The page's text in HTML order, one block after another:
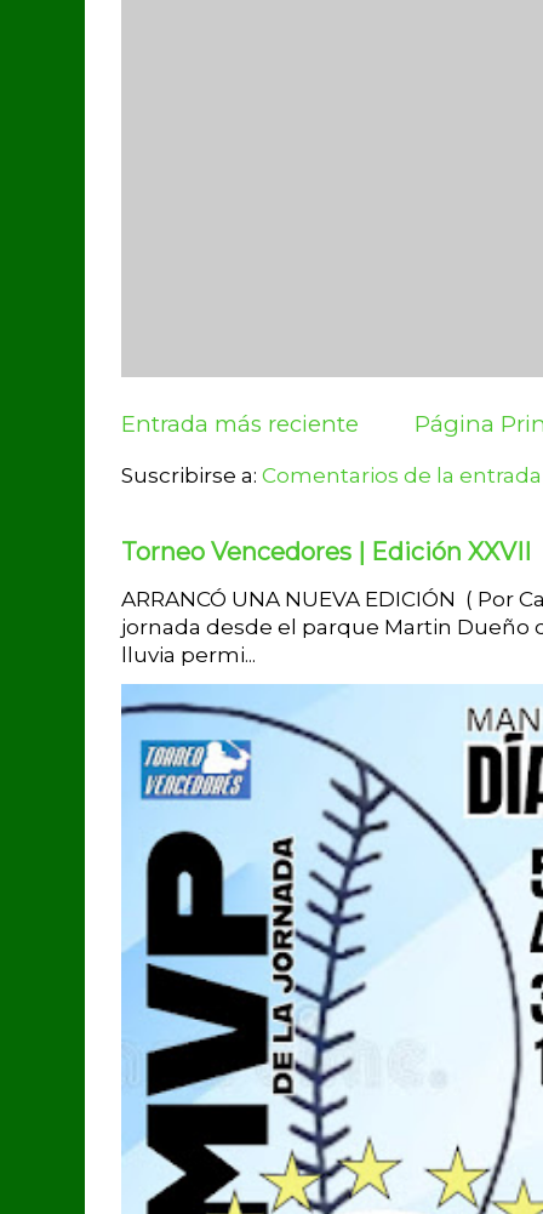
Entrada más reciente Página
Suscribirse a: Comentarios de la
Torneo Vencedores | Edición XXVII
ARRANCÓ UNA NUEVA EDICIÓN ( Por
jornada desde el parque Martin Dueño
lluvia permi...